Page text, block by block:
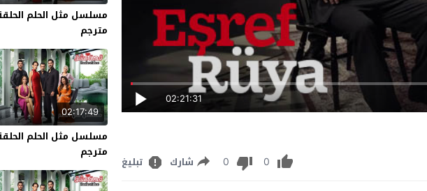
02:21:31
0
0 شارك تبليغ
مترجم
02:17:49
مترجم